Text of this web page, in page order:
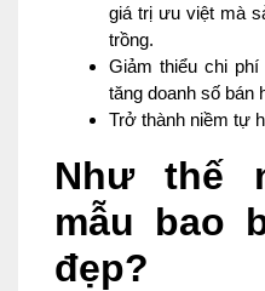
giá trị ưu việt mà
trồng.
Giảm thiểu chi phí
tăng doanh số bán
Trở thành niềm tự
Như thế
mẫu bao
đẹp?